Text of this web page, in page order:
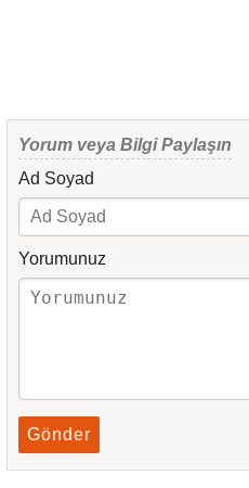
Yorum veya Bilgi Paylaşın
Ad Soyad
Yorumunuz
Gönder